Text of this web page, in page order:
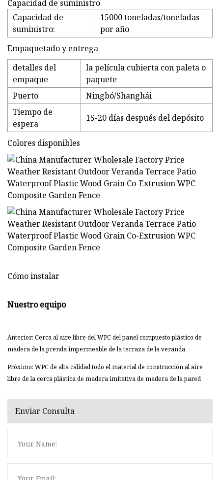
Capacidad de suministro
Capacidad de
suministro:
15000 toneladas/toneladas
por año
Empaquetado y entrega
detalles del
empaque
la película cubierta con paleta o
paquete
Puerto
Ningbó/Shanghái
Tiempo de
espera
15-20 días después del depósito
Colores disponibles
Cómo instalar
Nuestro equipo
Anterior: Cerca al aire libre del WPC del panel compuesto plástico de
madera de la prenda impermeable de la terraza de la veranda
Próximo: WPC de alta calidad todo el material de construcción al aire
libre de la cerca plástica de madera imitativa de madera de la pared
Enviar Consulta